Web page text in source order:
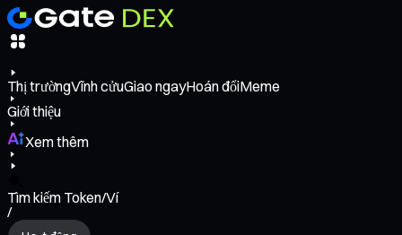
Thị trườngVĩnh cửuGiao ngayHoán đổiMeme
Giới thiệu
Xem thêm
Tìm kiếm Token/Ví
/